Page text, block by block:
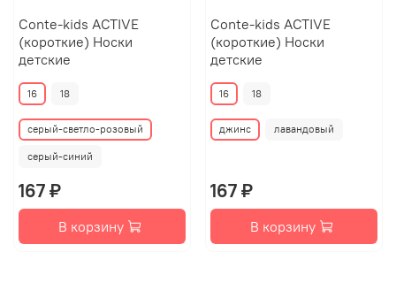
Conte-kids ACTIVE
(короткие) Носки
детские
16 18
серый-светло-розовый
серый-синий
167 ₽
В корзину
Conte-kids ACTIVE
(короткие) Носки
детские
16 18
джинс лавандовый
167 ₽
В корзину